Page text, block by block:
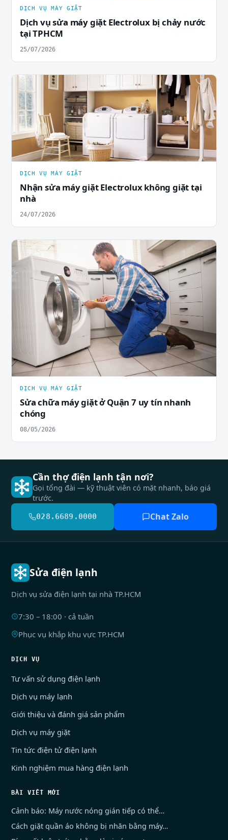
DỊCH VỤ MÁY GIẶT
Dịch vụ sửa máy giặt Electrolux bị chảy nước
tại TPHCM
25/07/2026
DỊCH VỤ MÁY GIẶT
Nhận sửa máy giặt Electrolux không giặt tại
nhà
24/07/2026
DỊCH VỤ MÁY GIẶT
Sửa chữa máy giặt ở Quận 7 uy tín nhanh
chóng
08/05/2026
Cần thợ điện lạnh tận nơi?
Gọi tổng đài — kỹ thuật viên có mặt nhanh, báo giá
trước.
028.6689.0000 Chat Zalo
Sửa điện lạnh
Dịch vụ sửa điện lạnh tại nhà TP.HCM
7:30 – 18:00 · cả tuần
Phục vụ khắp khu vực TP.HCM
DỊCH VỤ
Tư vấn sử dụng điện lạnh
Dịch vụ máy lạnh
Giới thiệu và đánh giá sản phẩm
Dịch vụ máy giặt
Tin tức điện tử điện lạnh
Kinh nghiệm mua hàng điện lạnh
BÀI VIẾT MỚI
Cảnh báo: Máy nước nóng gián tiếp có thể…
Cách giặt quần áo không bị nhăn bằng máy…